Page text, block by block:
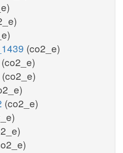
(co2_e)
(co2_e)
(co2_e)
(co2_e)